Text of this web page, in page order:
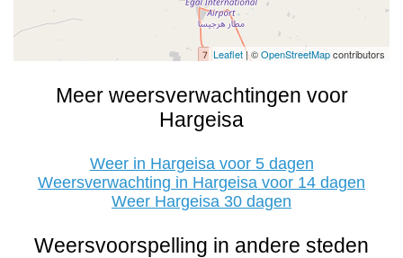
Leaflet| ©OpenStreetMapcontributors
Meer weersverwachtingen voor
Hargeisa
Weer in Hargeisa voor 5 dagen
Weersverwachting in Hargeisa voor 14 dagen
Weer Hargeisa 30 dagen
Weersvoorspelling in andere steden